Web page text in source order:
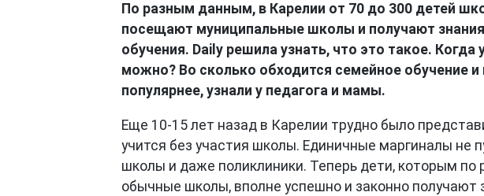
По разным данным, в Карелии от 70 до 300 детей
посещают муниципальные школы и получают
обучения. Daily решила узнать, что это такое. Когда
можно? Во сколько обходится семейное обучение и
популярнее, узнали у педагога и мамы.
Еще 10-15 лет назад в Карелии трудно было
учится без участия школы. Единичные маргиналы не
школы и даже поликлиники. Теперь дети, которым по
обычные школы, вполне успешно и законно получают